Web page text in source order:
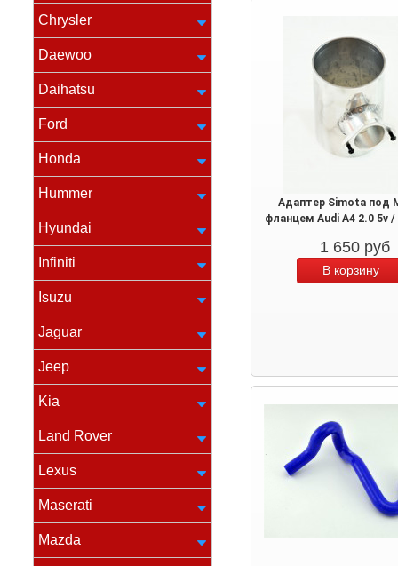
Chrysler
Daewoo
Daihatsu
Ford
Honda
Hummer
Hyundai
Infiniti
Isuzu
Jaguar
Jeep
Kia
Land Rover
Lexus
Maserati
Mazda
Адаптер Simota под
фланцем Audi A4 2.0 5v /
1 650 руб